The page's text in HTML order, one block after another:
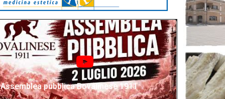
Assemblea pubblica Bovalinese 1911